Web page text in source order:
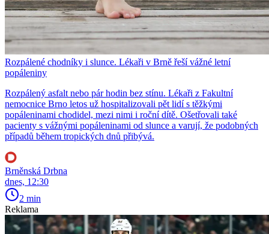
Rozpálené chodníky i slunce. Lékaři v Brně řeší vážné letní
popáleniny
Rozpálený asfalt nebo pár hodin bez stínu. Lékaři z Fakultní
nemocnice Brno letos už hospitalizovali pět lidí s těžkými
popáleninami chodidel, mezi nimi i roční dítě. Ošetřovali také
pacienty s vážnými popáleninami od slunce a varují, že podobných
případů během tropických dnů přibývá.
Brněnská Drbna
dnes, 12:30
2 min
Reklama